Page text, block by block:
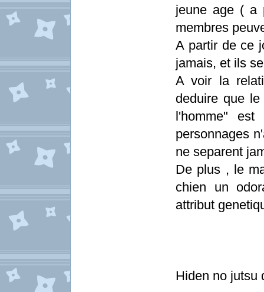
jeune age ( a
membres
A partir de ce
jamais, et ils
A voir la
deduire que
l'homme" est
personnages
ne separent
De plus , le
chien un
attribut
Hiden no jutsu